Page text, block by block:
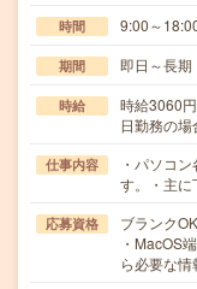
時間 9:00～
期間 即日～長
時給
時給3060
日勤務の場
仕事内容
・パソコ
す。・主
応募資格
ブランク
・MacOS
ら必要な